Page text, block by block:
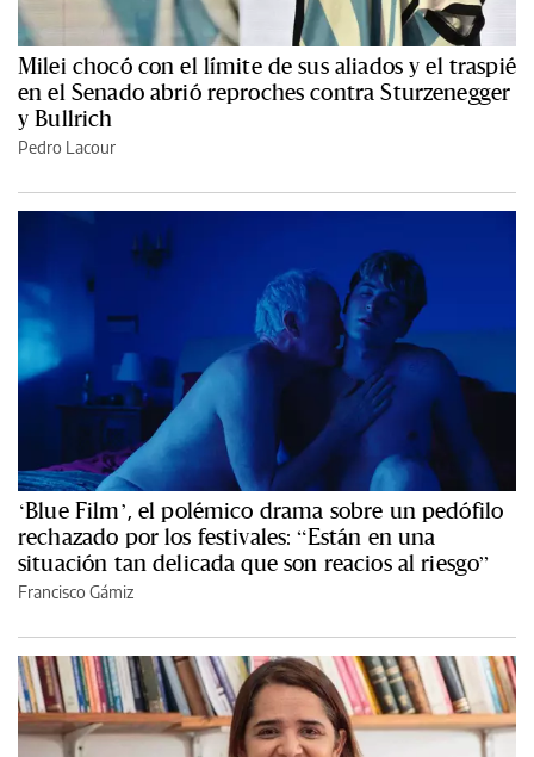
Milei chocó con el límite de sus aliados y el traspié
en el Senado abrió reproches contra Sturzenegger
y Bullrich
Pedro Lacour
‘Blue Film’, el polémico drama sobre un pedófilo
rechazado por los festivales: “Están en una
situación tan delicada que son reacios al riesgo”
Francisco Gámiz